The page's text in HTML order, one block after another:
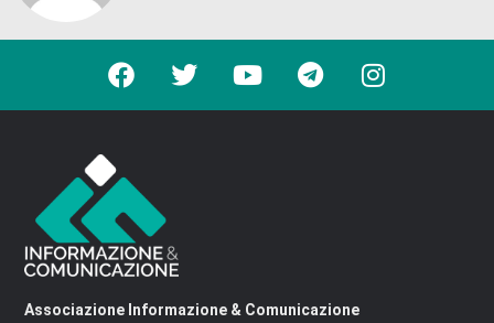
Associazione Informazione & Comunicazione